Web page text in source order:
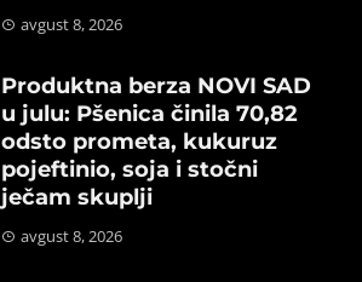
avgust 8, 2026
Produktna berza NOVI SAD
u julu: Pšenica činila 70,82
odsto prometa, kukuruz
pojeftinio, soja i stočni
ječam skuplji
avgust 8, 2026